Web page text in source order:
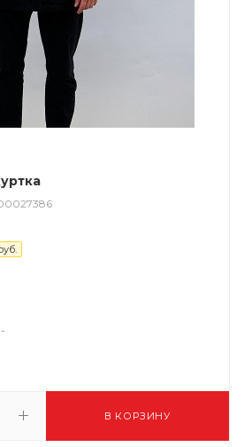
В КОРЗИНУ
-